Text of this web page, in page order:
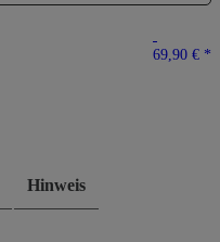
69,90 € *
Hinweis